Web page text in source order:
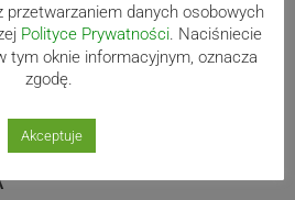
świata z MCK Żywiec!
przetwarzaniem danych osobowych
Polityce Prywatności. Naciśniecie
tym oknie informacyjnym, oznacza
zgodę.
Akceptuje